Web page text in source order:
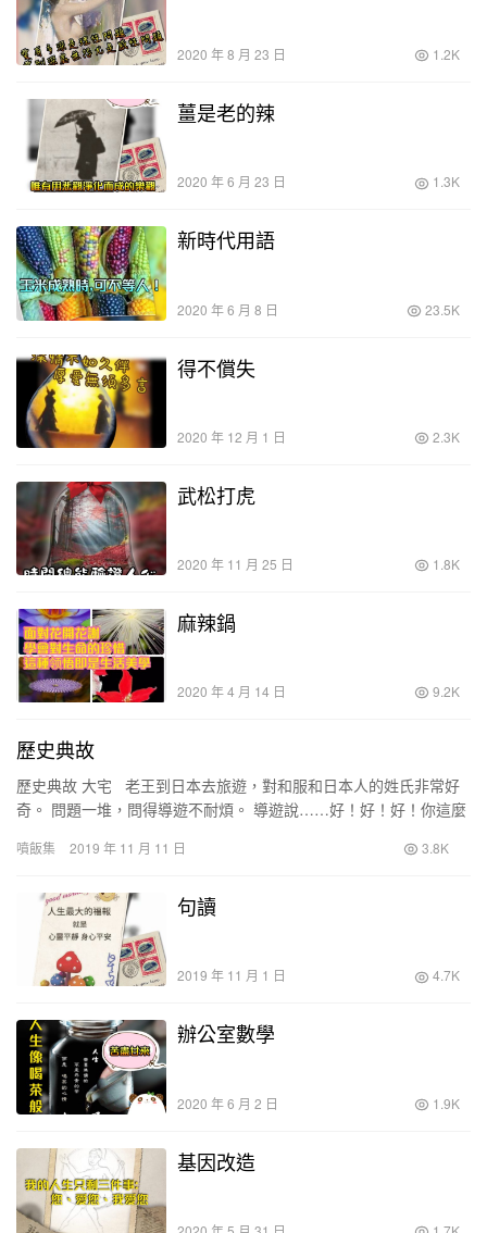
2020 年 8 月 23 日 1.2K
薑是老的辣
2020 年 6 月 23 日 1.3K
新時代用語
2020 年 6 月 8 日 23.5K
得不償失
2020 年 12 月 1 日 2.3K
武松打虎
2020 年 11 月 25 日 1.8K
麻辣鍋
2020 年 4 月 14 日 9.2K
歷史典故
歷史典故 大宅 老王到日本去旅遊，對和服和日本人的姓氏非常好
奇。 問題一堆，問得導遊不耐煩。 導遊說……好！好！好！你這麼
噴飯集 2019 年 11 月 11 日 3.8K
句讀
2019 年 11 月 1 日 4.7K
辦公室數學
2020 年 6 月 2 日 1.9K
基因改造